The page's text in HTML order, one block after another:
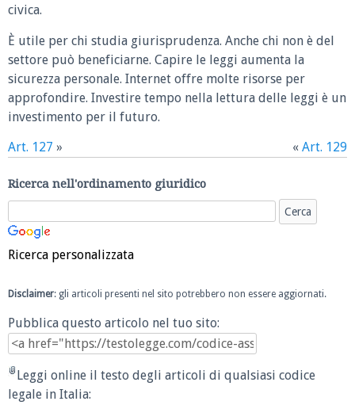
civica.
È utile per chi studia giurisprudenza. Anche chi non è del
settore può beneficiarne. Capire le leggi aumenta la
sicurezza personale. Internet offre molte risorse per
approfondire. Investire tempo nella lettura delle leggi è un
investimento per il futuro.
Art. 127 » « Art. 129
Ricerca nell'ordinamento giuridico
Ricerca personalizzata
Disclaimer: gli articoli presenti nel sito potrebbero non essere aggiornati.
Pubblica questo articolo nel tuo sito:
Leggi online il testo degli articoli di qualsiasi codice
legale in Italia: